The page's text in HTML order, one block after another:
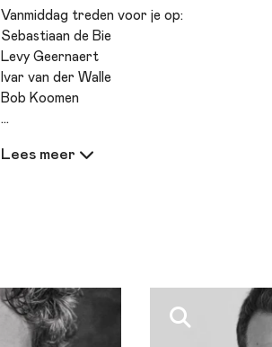
Vanmiddag treden voor je op:
Sebastiaan de Bie
Levy Geernaert
Ivar van der Walle
Bob Koomen